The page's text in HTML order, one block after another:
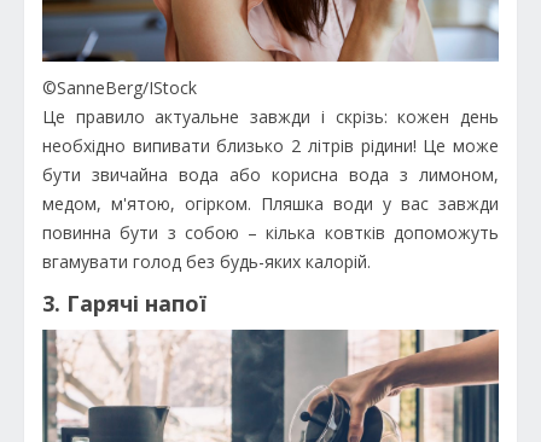
©SanneBerg/IStock
Це правило актуальне завжди і скрізь: кожен день
необхідно випивати близько 2 літрів рідини! Це може
бути звичайна вода або корисна вода з лимоном,
медом, м'ятою, огірком. Пляшка води у вас завжди
повинна бути з собою – кілька ковтків допоможуть
вгамувати голод без будь-яких калорій.
3. Гарячі напої